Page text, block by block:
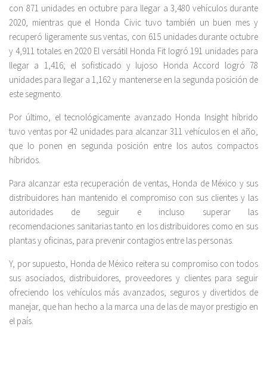
con 871 unidades en octubre para llegar a 3,480 vehículos durante
2020, mientras que el Honda Civic tuvo también un buen mes y
recuperó ligeramente sus ventas, con 615 unidades durante octubre
y 4,911 totales en 2020 El versátil Honda Fit logró 191 unidades para
llegar a 1,416; el sofisticado y lujoso Honda Accord logró 78
unidades para llegar a 1,162 y mantenerse en la segunda posición de
este segmento.
Por último, el tecnológicamente avanzado Honda Insight híbrido
tuvo ventas por 42 unidades para alcanzar 311 vehículos en el año,
que lo ponen en segunda posición entre los autos compactos
híbridos.
Para alcanzar esta recuperación de ventas, Honda de México y sus
distribuidores han mantenido el compromiso con sus clientes y las
autoridades de seguir e incluso superar las
recomendaciones sanitarias tanto en los distribuidores como en sus
plantas y oficinas, para prevenir contagios entre las personas.
Y, por supuesto, Honda de México reitera su compromiso con todos
sus asociados, distribuidores, proveedores y clientes para seguir
ofreciendo los vehículos más avanzados, seguros y divertidos de
manejar, que han hecho a la marca una de las de mayor prestigio en
el país.